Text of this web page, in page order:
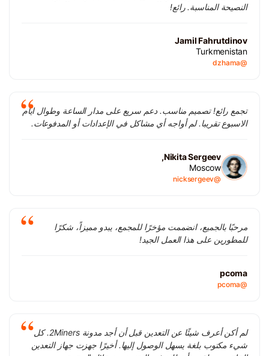
النصيحة المناسبة. رائع!
Jamil Fahrutdinov
Turkmenistan
@dzhama
تجمع رائع! تصميم مناسب. دعم سريع على مدار الساعة وطوال ايام
الاسبوع تقريبا. لم أواجه أي مشاكل في الإعدادات أو المدفوعات.
Nikita Sergeev,
Moscow
@nicksergeev
مرحبًا بالجميع، انضممت مؤخرًا للمجمع، يبدو مميزاً، شكرًا
للمطورين على هذا العمل الجيد!
pcoma
@pcoma
لم أكن أعرف شيئًا عن التعدين قبل أن أجد مدونة 2Miners. كل
شيء مكتوب بلغة يسهل الوصول إليها. أخيرًا جهزت جهاز التعدين